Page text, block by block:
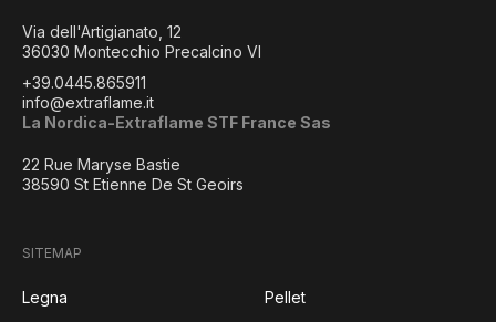
Via dell'Artigianato, 12
36030 Montecchio Precalcino VI
+39.0445.865911
info@extraflame.it
La Nordica-Extraflame STF France Sas
22 Rue Maryse Bastie
38590 St Etienne De St Geoirs
SITEMAP
Legna Pellet